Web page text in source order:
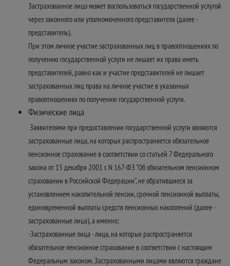
Застрахованное лицо может воспользоваться государственной услугой
через законного или уполномоченного представителя (далее -
представитель).
При этом личное участие застрахованных лиц в правоотношениях по
получению государственной услуги не лишает их права иметь
представителей, равно как и участие представителей не лишает
застрахованных лиц права на личное участие в указанных
правоотношениях по получению государственной услуги.
Физические лица
Заявителями при предоставлении государственной услуги являются
застрахованные лица, на которых распространяется обязательное
пенсионное страхование в соответствии со статьей 7 Федерального
закона от 15 декабря 2001 г. N 167-ФЗ "Об обязательном пенсионном
страховании в Российской Федерации", не обратившиеся за
установлением накопительной пенсии, срочной пенсионной выплаты,
единовременной выплаты средств пенсионных накоплений (далее -
застрахованные лица), а именно:
-Застрахованные лица - лица, на которых распространяется
обязательное пенсионное страхование в соответствии с настоящим
Федеральным законом. Застрахованными лицами являются граждане